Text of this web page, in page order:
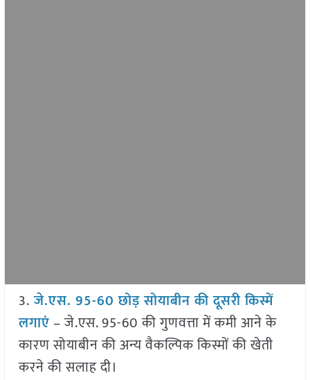
3.जे.एस. 95-60 छोड़ सोयाबीन की दूसरी किस्में
लगाएं – जे.एस. 95-60 की गुणवत्ता में कमी आने के
कारण सोयाबीन की अन्य वैकल्पिक किस्मों की खेती
करने की सलाह दी।